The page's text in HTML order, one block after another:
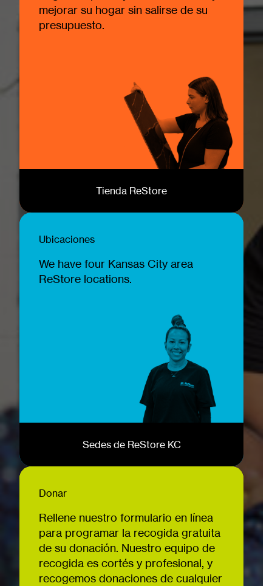
mejorar su hogar sin salirse de su
presupuesto.
Tienda ReStore
Ubicaciones
We have four Kansas City area
ReStore locations.
Sedes de ReStore KC
Donar
Rellene nuestro formulario en línea
para programar la recogida gratuita
de su donación. Nuestro equipo de
recogida es cortés y profesional, y
recogemos donaciones de cualquier